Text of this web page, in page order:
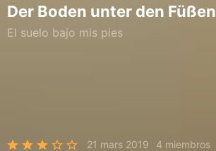
Der Boden unter den Füßen
El suelo bajo mis pies
21 mars 2019 4 miembros